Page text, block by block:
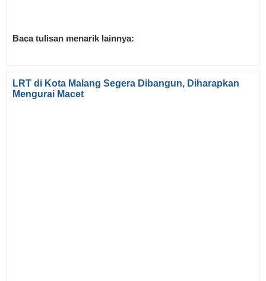
Baca tulisan menarik lainnya:
LRT di Kota Malang Segera Dibangun, Diharapkan
Mengurai Macet